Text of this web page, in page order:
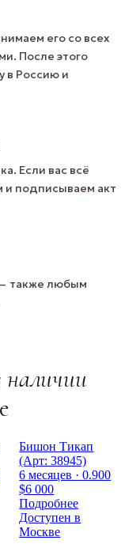
его со всех
После этого
в Россию и
Если вас всё
подписываем акт
также любым
наличии
Бишон Тикап
(Арт: 38945)
6 месяцев · 0.900
$6 000
Подробнее
Доступен в
Москве